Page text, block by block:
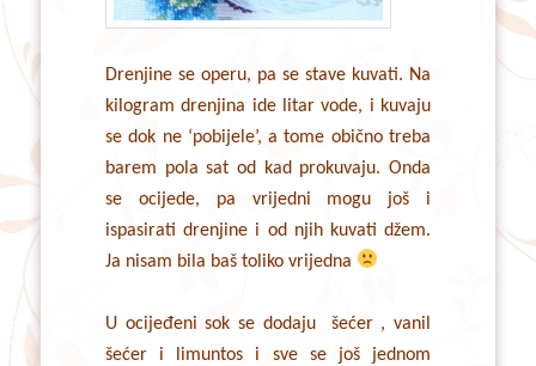
Drenjine se operu, pa se stave kuvati. Na
kilogram drenjina ide litar vode, i kuvaju
se dok ne ‘pobijele’, a tome obično treba
barem pola sat od kad prokuvaju. Onda
se ocijede, pa vrijedni mogu još i
ispasirati drenjine i od njih kuvati džem.
Ja nisam bila baš toliko vrijedna
U ocijeđeni sok se dodaju šećer , vanil
šećer i limuntos i sve se još jednom